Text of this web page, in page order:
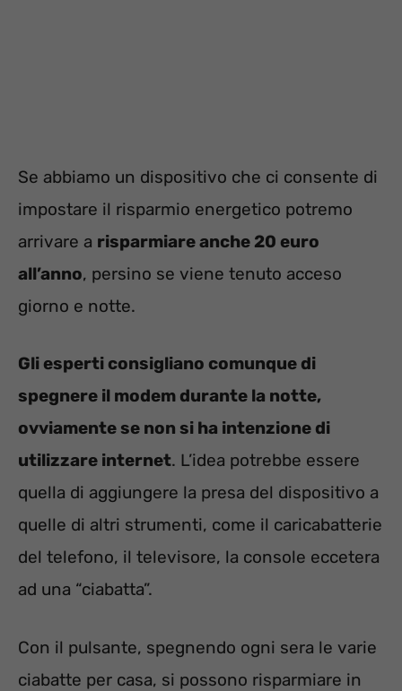
Se abbiamo un dispositivo che ci consente di
impostare il risparmio energetico potremo
arrivare a risparmiare anche 20 euro
all’anno, persino se viene tenuto acceso
giorno e notte.
Gli esperti consigliano comunque di
spegnere il modem durante la notte,
ovviamente se non si ha intenzione di
utilizzare internet. L’idea potrebbe essere
quella di aggiungere la presa del dispositivo a
quelle di altri strumenti, come il caricabatterie
del telefono, il televisore, la console eccetera
ad una “ciabatta”.
Con il pulsante, spegnendo ogni sera le varie
ciabatte per casa, si possono risparmiare in